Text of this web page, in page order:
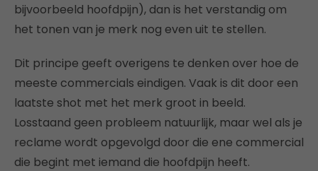
bijvoorbeeld hoofdpijn), dan is het verstandig om
het tonen van je merk nog even uit te stellen.
Dit principe geeft overigens te denken over hoe de
meeste commercials eindigen. Vaak is dit door een
laatste shot met het merk groot in beeld.
Losstaand geen probleem natuurlijk, maar wel als je
reclame wordt opgevolgd door die ene commercial
die begint met iemand die hoofdpijn heeft.